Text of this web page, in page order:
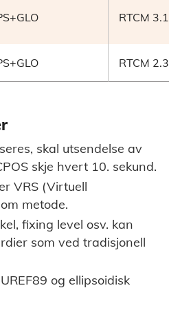
RTCM 3.1
RTCM 2.3
skal utsendelse av
skje hvert 10. sekund.
VRS (Virtuell
metode.
fixing level osv. kan
som ved tradisjonell
og ellipsoidisk